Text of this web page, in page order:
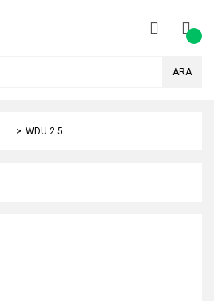
ARA
WDU 2.5